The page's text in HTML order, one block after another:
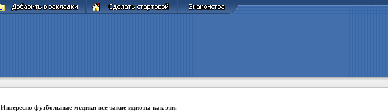
Интересно футбольные медики все такие идиоты как эти.